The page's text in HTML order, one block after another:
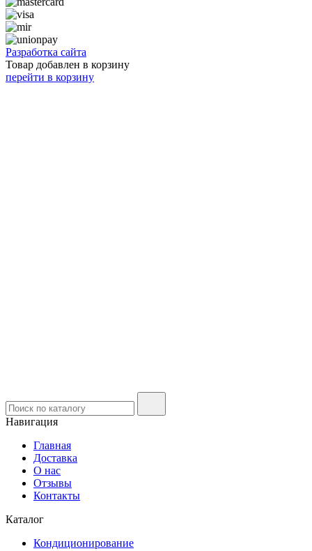
Разработка сайта
Товар добавлен в корзину
перейти в корзину
Навигация
Главная
Доставка
О нас
Отзывы
Контакты
Каталог
Кондиционирование